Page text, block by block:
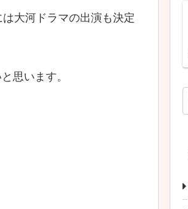
大河ドラマの出演も決定
思います。